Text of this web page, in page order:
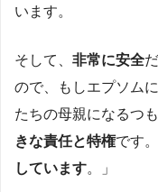
います。
そして、 非常に安全
ので、もしエプソム
たちの母親になるつ
きな責任と特権です
しています。」